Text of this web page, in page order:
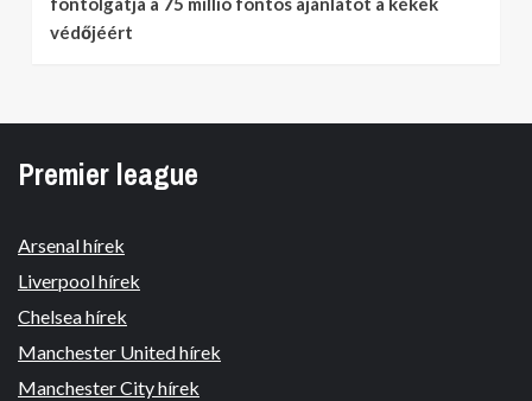
védőjéért
Premier league
Arsenal hírek
Liverpool hírek
Chelsea hírek
Manchester United hírek
Manchester City hírek